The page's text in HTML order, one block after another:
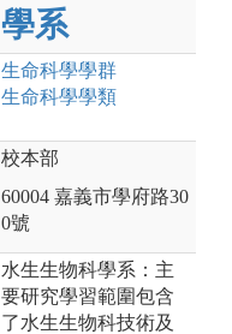
學系
生命科學學群
生命科學學類
校本部
60004 嘉義市學府路30
0號
水生生物科學系：主
要研究學習範圍包含
了水生生物科技術及